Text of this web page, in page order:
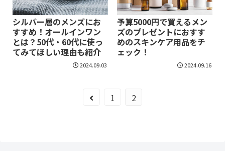
シルバー層のメンズにお
すすめ！オールインワン
とは？50代・60代に使っ
てみてほしい理由も紹介
2024.09.03
予算5000円で買えるメン
ズのプレゼントにおすす
めのスキンケア用品をチ
ェック！
2024.09.16
1 2